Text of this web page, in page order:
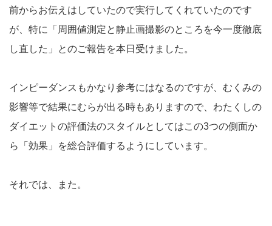
前からお伝えはしていたので実行してくれていたのです
が、特に「周囲値測定と静止画撮影のところを今一度徹底
し直した」とのご報告を本日受けました。
インピーダンスもかなり参考にはなるのですが、むくみの
影響等で結果にむらが出る時もありますので、わたくしの
ダイエットの評価法のスタイルとしてはこの3つの側面か
ら「効果」を総合評価するようにしています。
それでは、また。